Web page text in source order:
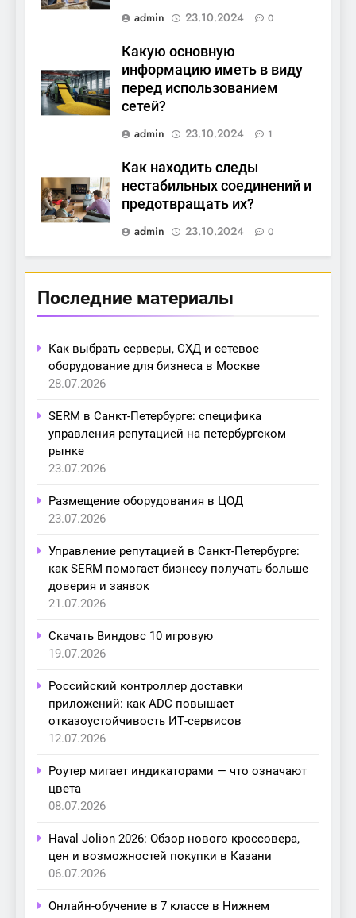
admin
23.10.2024 0
Какую основную
информацию иметь в виду
перед использованием
сетей?
admin
23.10.2024 1
Как находить следы
нестабильных соединений и
предотвращать их?
admin
23.10.2024 0
Последние материалы
Как выбрать серверы, СХД и сетевое
оборудование для бизнеса в Москве
28.07.2026
SERM в Санкт-Петербурге: специфика
управления репутацией на петербургском
рынке
23.07.2026
Размещение оборудования в ЦОД
23.07.2026
Управление репутацией в Санкт-Петербурге:
как SERM помогает бизнесу получать больше
доверия и заявок
21.07.2026
Скачать Виндовс 10 игровую
19.07.2026
Российский контроллер доставки
приложений: как ADC повышает
отказоустойчивость ИТ-сервисов
12.07.2026
Роутер мигает индикаторами — что означают
цвета
08.07.2026
Haval Jolion 2026: Обзор нового кроссовера,
цен и возможностей покупки в Казани
06.07.2026
Онлайн-обучение в 7 классе в Нижнем